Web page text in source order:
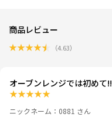
商品レビュー
★★★★★ （4.63）
オーブンレンジでは初めて!!
★★★★★
ニックネーム：0881 さん